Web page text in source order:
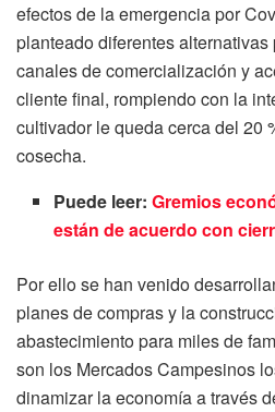
efectos de la emergencia por
planteado diferentes
canales de comercialización y
cliente final, rompiendo con la
cultivador le queda cerca del 20
cosecha.
Puede leer:Gremios
están de acuerdo con
Por ello se han venido
planes de compras y la
abastecimiento para miles de
son los Mercados Campesinos
dinamizar la economía a través